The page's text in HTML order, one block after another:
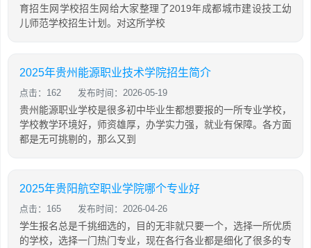
育招生网学校招生网给大家整理了2019年成都城市建设技工幼
儿师范学校招生计划。对这所学校
2025年贵州能源职业技术学院招生简介
点击：162 发布时间：2026-05-19
贵州能源职业学校是很多初中毕业生都想要报的一所专业学校，
学校教学环境好，师资雄厚，办学实力强，就业有保障。各方面
都是无可挑剔的，那么又到
2025年贵阳航空职业学院哪个专业好
点击：165 发布时间：2026-04-26
学生报名总是千挑细选的，目的无非就只要一个，选择一所优质
的学校，选择一门热门专业，现在各行各业都是细化了很多的专